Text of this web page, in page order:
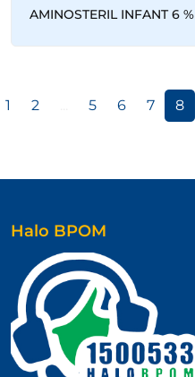
AMINOSTERIL INFANT 6 %
1 2 5 6 7 8
Halo BPOM